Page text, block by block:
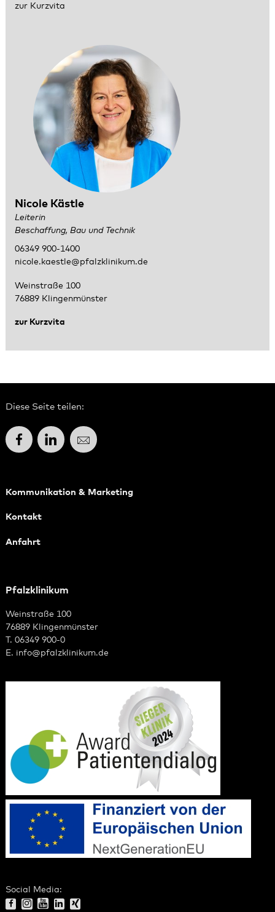
zur Kurzvita
Nicole Kästle
Leiterin
Beschaffung, Bau und Technik
06349 900-1400
nicole.kaestle@pfalzklinikum.de
Weinstraße 100
76889 Klingenmünster
zur Kurzvita
Diese Seite teilen:
FacebookLinkedInE-Mail
Kommunikation & Marketing
Kontakt
Anfahrt
Pfalzklinikum
Weinstraße 100
76889 Klingenmünster
T. 06349 900-0
E. info@pfalzklinikum.de
Social Media: